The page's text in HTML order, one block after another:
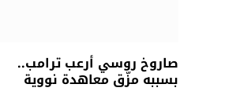
صاروخ روسي أرعب ترامب..
بسببه مزّق معاهدة نووية